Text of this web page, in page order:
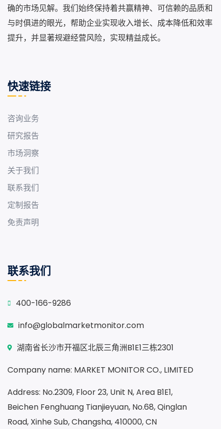
确的市场见解。我们始终保持着共赢精神、可信赖的品质和
与时俱进的眼光，帮助企业实现收入增长、成本降低和效率
提升，并显著规避经营风险，实现精益成长。
快速链接
咨询业务
研究报告
市场洞察
关于我们
联系我们
定制报告
免责声明
联系我们
400-166-9286
info@globalmarketmonitor.com
湖南省长沙市开福区北辰三角洲B1E1三栋2301
Company name: MARKET MONITOR CO., LIMITED
Address: No.2309, Floor 23, Unit N, Area B1E1,
Beichen Fenghuang Tianjieyuan, No.68, Qinglan
Road, Xinhe Sub, Changsha, 410000, CN